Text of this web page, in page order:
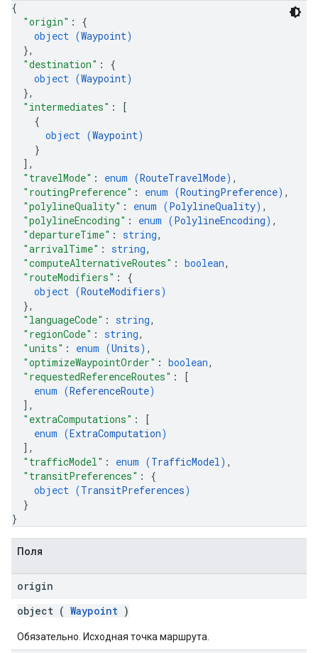
{
"origin" : {
object (Waypoint)
},
"destination" : {
object (Waypoint)
},
"intermediates" :
[
{
object (Waypoint)
}
] ,
"travelMode" : enum (RouteTravelMode) ,
"routingPreference" : enum (RoutingPreference) ,
"polylineQuality" : enum (PolylineQuality) ,
"polylineEncoding" : enum (PolylineEncoding) ,
"departureTime" : string,
"arrivalTime" : string,
"computeAlternativeRoutes" : boolean,
"routeModifiers" : {
object (RouteModifiers)
},
"languageCode" : string,
"regionCode" : string,
"units" : enum (Units) ,
"optimizeWaypointOrder" : boolean,
"requestedReferenceRoutes" :
[
enum (ReferenceRoute)
] ,
"extraComputations" :
[
enum (ExtraComputation)
] ,
"trafficModel" : enum (TrafficModel) ,
"transitPreferences" : {
object (TransitPreferences)
}
}
Поля
origin
object ( Waypoint )
Обязательно. Исходная точка маршрута.